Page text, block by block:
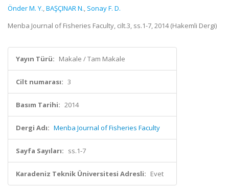
Önder M. Y.,BAŞÇINAR N., Sonay F. D.
Menba Journal of Fisheries Faculty, cilt.3, ss.1-7, 2014 (Hakemli Dergi)
Yayın Türü: Makale / Tam Makale
Cilt numarası: 3
Basım Tarihi: 2014
Dergi Adı: Menba Journal of Fisheries Faculty
Sayfa Sayıları: ss.1-7
Karadeniz Teknik Üniversitesi Adresli: Evet